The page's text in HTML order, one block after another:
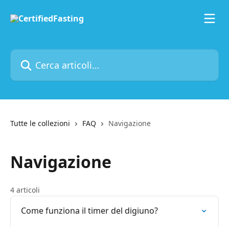
Cerca articoli…
Tutte le collezioni FAQ Navigazione
Navigazione
4 articoli
Come funziona il timer del digiuno?